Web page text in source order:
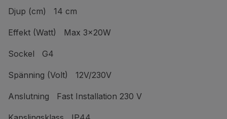
Djup (cm) 14 cm
Effekt (Watt) Max 3x20W
Sockel G4
Spänning (Volt) 12V/230V
Anslutning Fast Installation 230 V